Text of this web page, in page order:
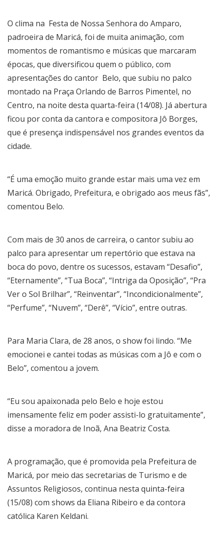
O clima na Festa de Nossa Senhora do Amparo,
padroeira de Maricá, foi de muita animação, com
momentos de romantismo e músicas que marcaram
épocas, que diversificou quem o público, com
apresentações do cantor Belo, que subiu no palco
montado na Praça Orlando de Barros Pimentel, no
Centro, na noite desta quarta-feira (14/08). Já abertura
ficou por conta da cantora e compositora Jô Borges,
que é presença indispensável nos grandes eventos da
cidade.
“É uma emoção muito grande estar mais uma vez em
Maricá. Obrigado, Prefeitura, e obrigado aos meus fãs”,
comentou Belo.
Com mais de 30 anos de carreira, o cantor subiu ao
palco para apresentar um repertório que estava na
boca do povo, dentre os sucessos, estavam “Desafio”,
“Eternamente”, “Tua Boca”, “Intriga da Oposição”, “Pra
Ver o Sol Brilhar”, “Reinventar”, “Incondicionalmente”,
“Perfume”, “Nuvem”, “Derê”, “Vício”, entre outras.
Para Maria Clara, de 28 anos, o show foi lindo. “Me
emocionei e cantei todas as músicas com a Jô e com o
Belo”, comentou a jovem.
“Eu sou apaixonada pelo Belo e hoje estou
imensamente feliz em poder assisti-lo gratuitamente”,
disse a moradora de Inoã, Ana Beatriz Costa.
A programação, que é promovida pela Prefeitura de
Maricá, por meio das secretarias de Turismo e de
Assuntos Religiosos, continua nesta quinta-feira
(15/08) com shows da Eliana Ribeiro e da contora
católica Karen Keldani.